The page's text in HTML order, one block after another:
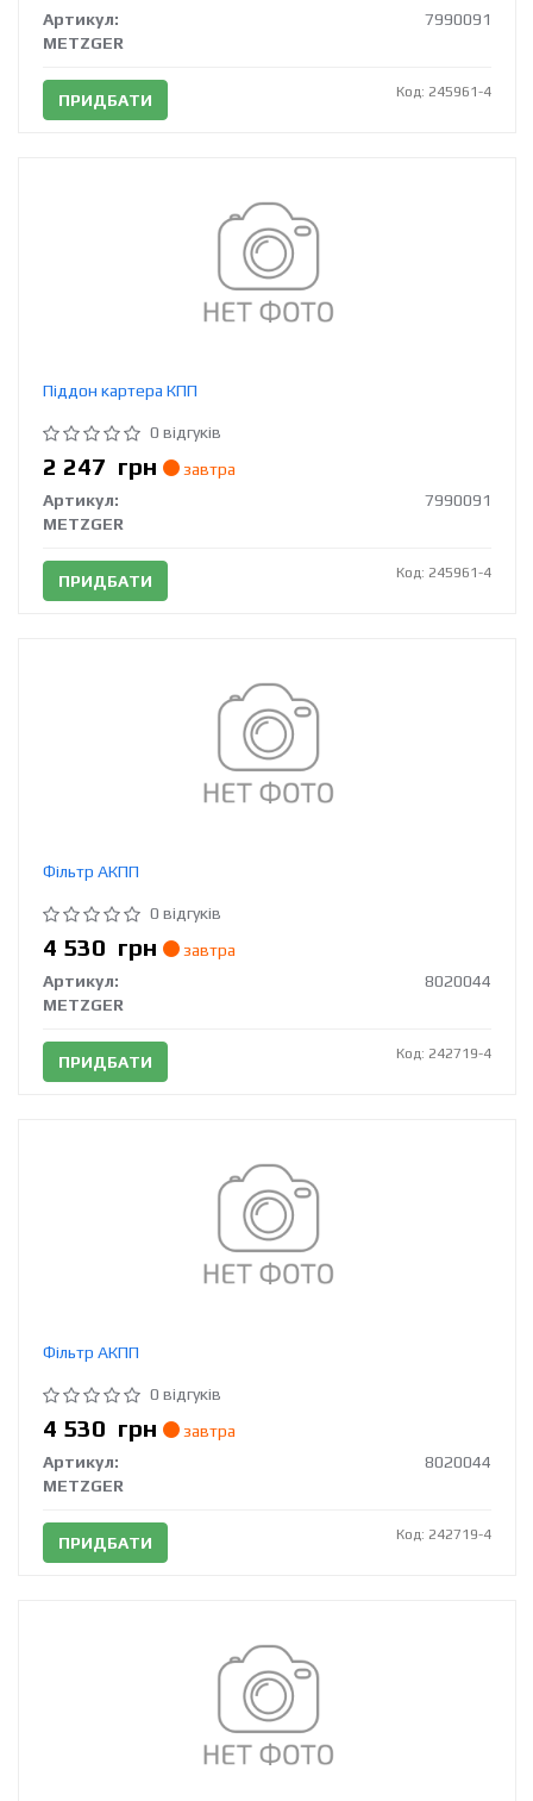
Артикул:
7990091
METZGER
ПРИДБАТИ Код: 245961-4
Піддон картера КПП
0 відгуків
2 247 грн
завтра
Артикул:
7990091
METZGER
ПРИДБАТИ Код: 245961-4
Фільтр АКПП
0 відгуків
4 530 грн
завтра
Артикул:
8020044
METZGER
ПРИДБАТИ Код: 242719-4
Фільтр АКПП
0 відгуків
4 530 грн
завтра
Артикул:
8020044
METZGER
ПРИДБАТИ Код: 242719-4